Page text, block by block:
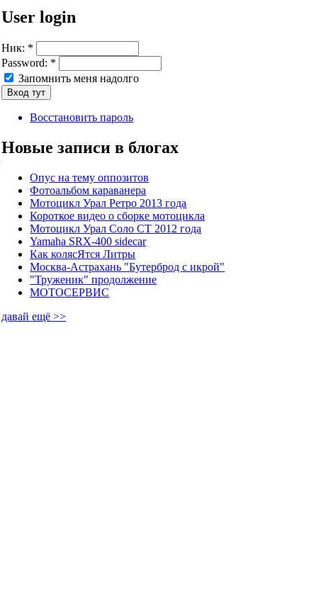
User login
Ник: *
Password: *
Запомнить меня надолго
Восстановить пароль
Новые записи в блогах
Опус на тему оппозитов
Фотоальбом караванера
Мотоцикл Урал Ретро 2013 года
Короткое видео о сборке мотоцикла
Мотоцикл Урал Соло СТ 2012 года
Yamaha SRX-400 sidecar
Как колясЯтся Литры
Москва-Астрахань "Бутерброд с икрой"
"Труженик" продолжение
МОТОСЕРВИС
давай ещё >>